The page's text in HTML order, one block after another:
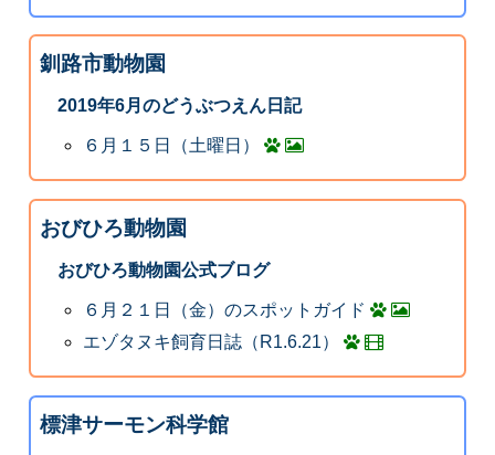
釧路市動物園
2019年6月のどうぶつえん日記
６月１５日（土曜日）
おびひろ動物園
おびひろ動物園公式ブログ
６月２１日（金）のスポットガイド
エゾタヌキ飼育日誌（R1.6.21）
標津サーモン科学館